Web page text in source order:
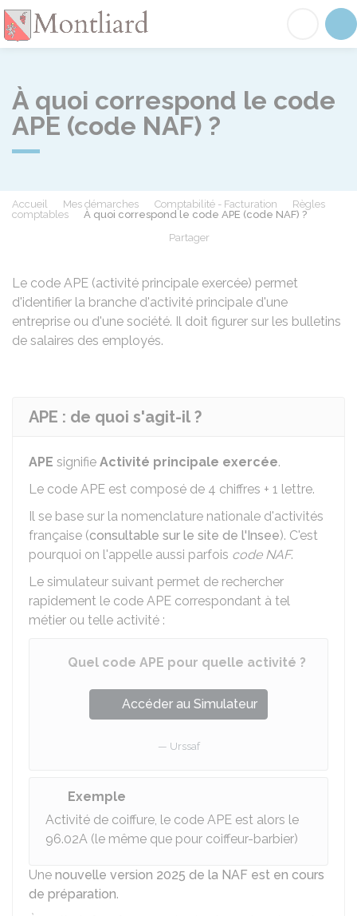
À quoi correspond le code
APE (code NAF) ?
Accueil Mes démarches Comptabilité - Facturation
Règles
comptables
À quoi correspond le code APE (code NAF) ?
Partager
Le code APE (activité principale exercée) permet
d'identifier la branche d'activité principale d'une
entreprise ou d'une société. Il doit figurer sur les bulletins
de salaires des employés.
APE : de quoi s'agit-il ?
APE signifie Activité principale exercée.
Le code APE est composé de 4 chiffres + 1 lettre.
Il se base sur la nomenclature nationale d'activités
française (consultable sur le site de l'Insee). C'est
pourquoi on l'appelle aussi parfois code NAF.
Le simulateur suivant permet de rechercher
rapidement le code APE correspondant à tel
métier ou telle activité :
Quel code APE pour quelle activité ?
Accéder au Simulateur
Urssaf
Exemple
Activité de coiffure, le code APE est alors le
96.02A (le même que pour coiffeur-barbier)
Une nouvelle version 2025 de la NAF est en cours
de préparation.